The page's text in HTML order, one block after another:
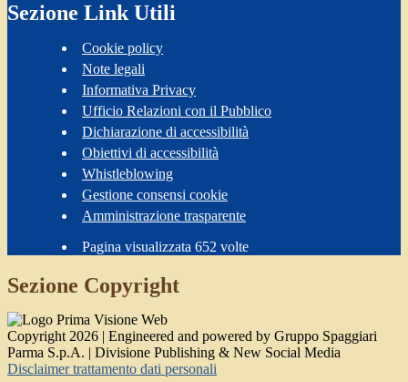
Sezione Link Utili
Cookie policy
Note legali
Informativa Privacy
Ufficio Relazioni con il Pubblico
Dichiarazione di accessibilità
Obiettivi di accessibilità
Whistleblowing
Gestione consensi cookie
Amministrazione trasparente
Pagina visualizzata 652 volte
Sezione Copyright
Copyright 2026 | Engineered and powered by Gruppo Spaggiari
Parma S.p.A. | Divisione Publishing & New Social Media
Disclaimer trattamento dati personali